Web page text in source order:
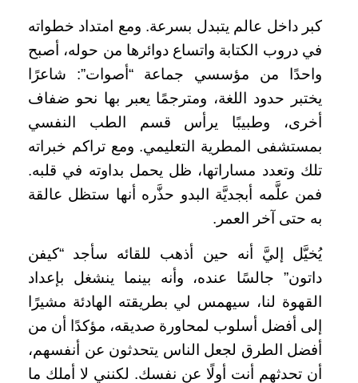
كبر داخل عالم يتبدل بسرعة. ومع امتداد خطواته
في دروب الكتابة واتساع دوائرها من حوله، أصبح
واحدًا من مؤسسي جماعة “أصوات”: شاعرًا
يختبر حدود اللغة، ومترجمًا يعبر بها نحو ضفاف
أخرى، وطبيبًا يرأس قسم الطب النفسي
بمستشفى المطرية التعليمي. ومع تراكم خبراته
تلك وتعدد مساراتها، ظل يحمل بداوته في قلبه.
فمن علَّمه أبجديَّة البدو حذَّره أنها ستظل عالقة
به حتى آخر العمر.
يُخيَّل إليَّ أنه حين أذهب للقائه سأجد “كيفن
داتون” جالسًا عنده، وأنه بينما ينشغل بإعداد
القهوة لنا، سيهمس لي بطريقته الهادئة مشيرًا
إلى أفضل أسلوب لمحاورة صديقه، مؤكدًا أن من
أفضل الطرق لجعل الناس يتحدثون عن أنفسهم،
أن تحدثهم أنت أولًا عن نفسك. لكنني لا أملك ما